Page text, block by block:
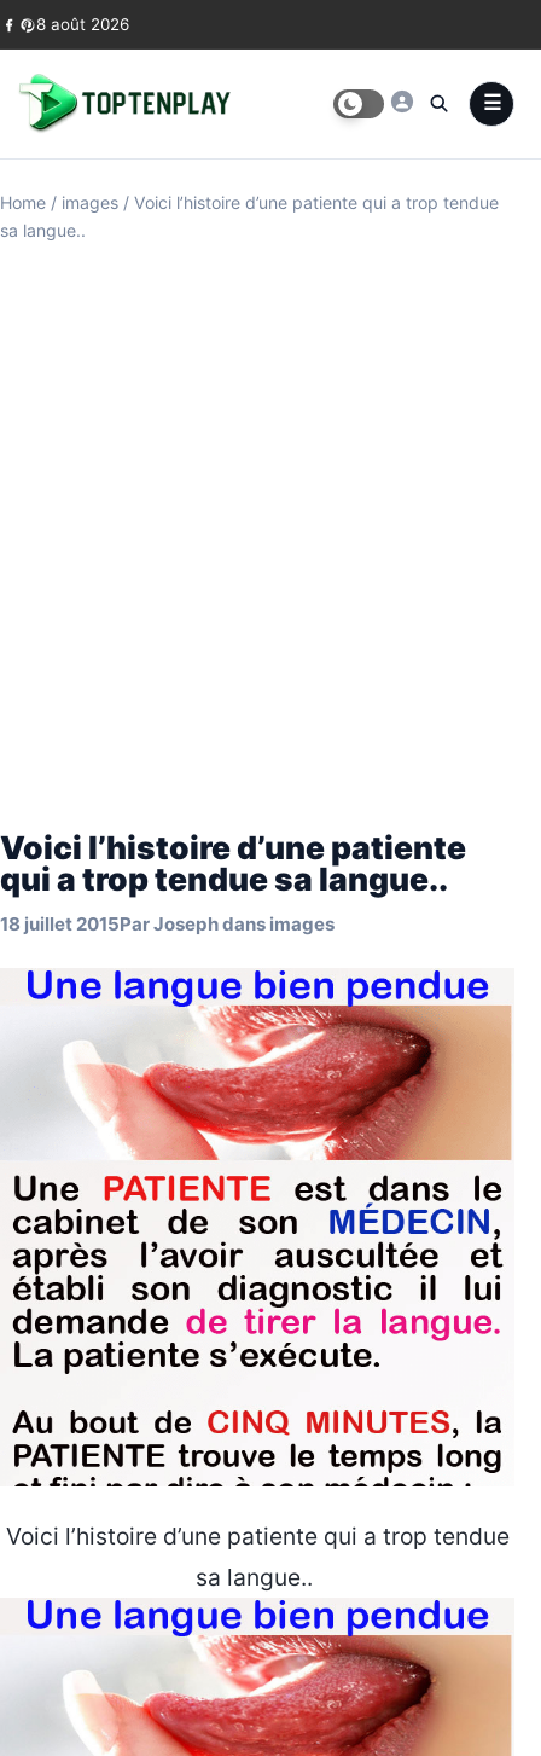
Skip to content
8 août 2026
Home / images / Voici l’histoire d’une patiente qui a trop tendue
sa langue..
Voici l’histoire d’une patiente
qui a trop tendue sa langue..
18 juillet 2015ParJosephdans images
Voici l’histoire d’une patiente qui a trop tendue
sa langue..